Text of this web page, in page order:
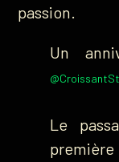
passion.
Un
Le
première